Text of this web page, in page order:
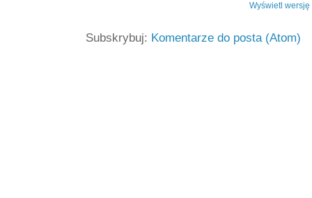
Wyświetl
Subskrybuj: Komentarze do posta (Atom)